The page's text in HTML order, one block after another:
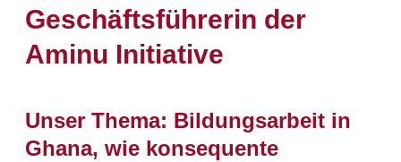
Geschäftsführerin der
Aminu Initiative
Unser Thema: Bildungsarbeit in
Ghana, wie konsequente